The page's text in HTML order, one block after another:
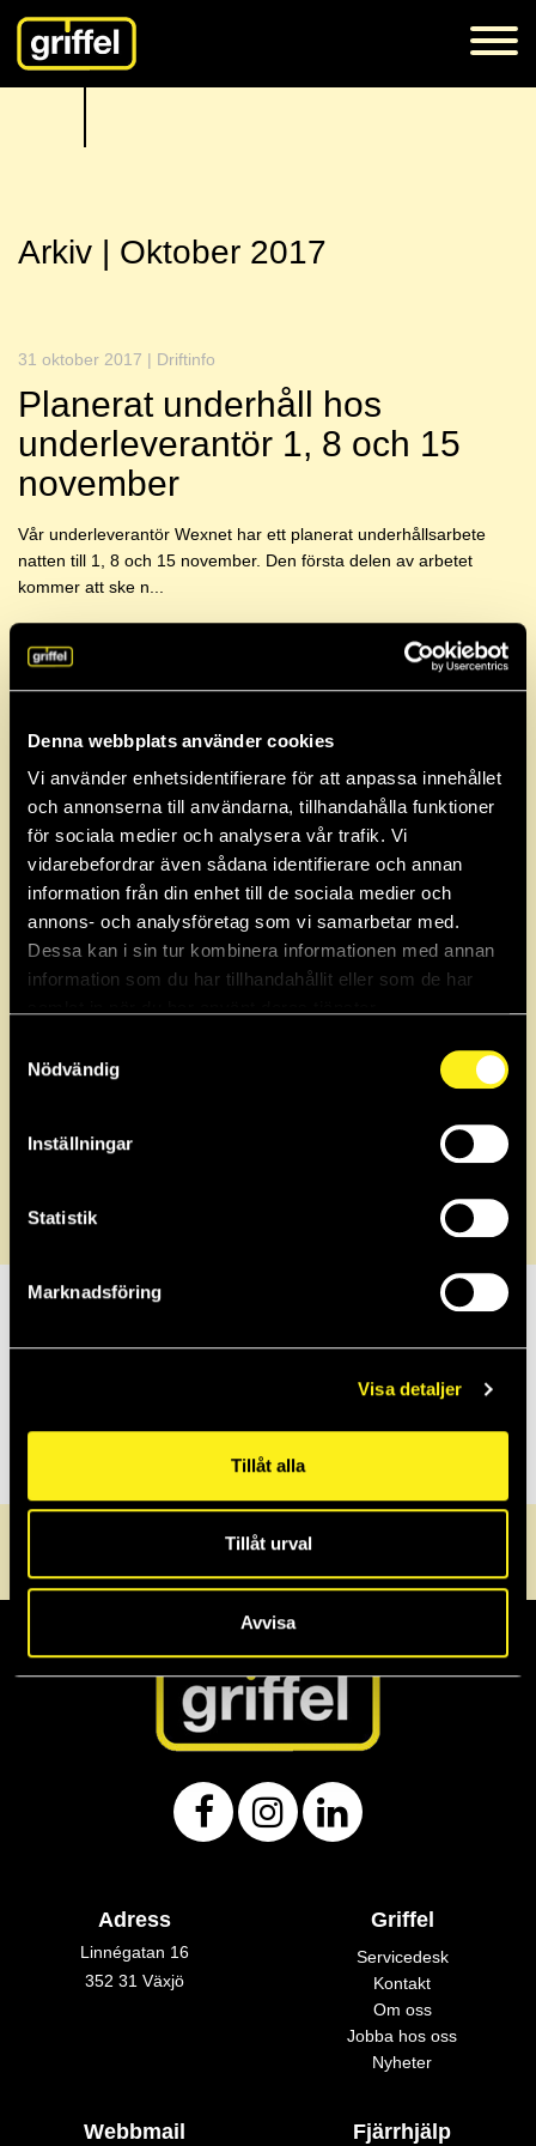
Denna webbplats använder cookies
Vi använder enhetsidentifierare för att anpassa innehållet
och annonserna till användarna, tillhandahålla funktioner
för sociala medier och analysera vår trafik. Vi
vidarebefordrar även sådana identifierare och annan
information från din enhet till de sociala medier och
annons- och analysföretag som vi samarbetar med.
Dessa kan i sin tur kombinera informationen med annan
information som du har tillhandahållit eller som de har
Nödvändig
Inställningar
Statistik
Marknadsföring
Visa detaljer
Tillåt alla
Tillåt urval
Avvisa
Arkiv | Oktober 2017
31 oktober 2017 | Driftinfo
Planerat underhåll hos
underleverantör 1, 8 och 15
november
Vår underleverantör Wexnet har ett planerat underhållsarbete
natten till 1, 8 och 15 november. Den första delen av arbetet
kommer att ske n...
Arkiv
2025
2024
2023
2022
2021
2020
2019
info@griffel.se
Adress
Linnégatan 16
352 31 Växjö
Griffel
Servicedesk
Kontakt
Om oss
Jobba hos oss
Nyheter
Webbmail Fjärrhjälp